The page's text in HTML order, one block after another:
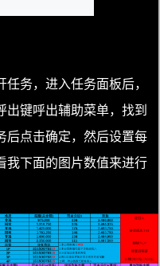
务，进入任务面板后，
键呼出辅助菜单，找到
后点击确定，然后设置每
我下面的图片数值来进行